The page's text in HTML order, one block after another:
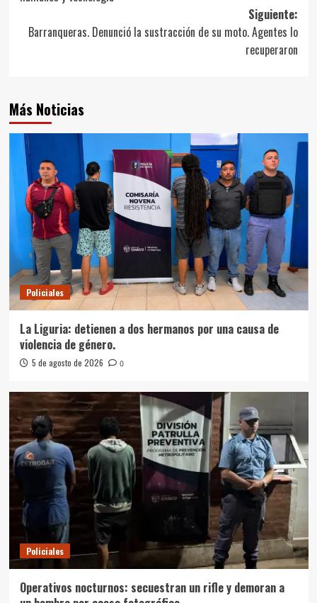
entradas
Siguiente:
Barranqueras. Denunció la sustracción de su moto. Agentes lo
recuperaron
Más Noticias
Policiales
La Liguria: detienen a dos hermanos por una causa de
violencia de género.
5 de agosto de 2026 0
Policiales
Operativos nocturnos: secuestran un rifle y demoran a